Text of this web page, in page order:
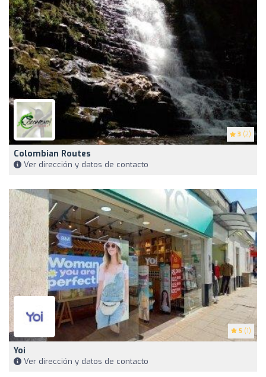
3 (2)
Colombian Routes
Ver dirección y datos de contacto
5 (1)
Yoi
Ver dirección y datos de contacto